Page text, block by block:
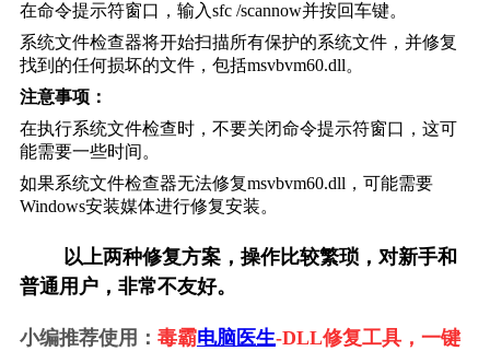
在命令提示符窗口，输入sfc /scannow并按回车键。
系统文件检查器将开始扫描所有保护的系统文件，并修复
找到的任何损坏的文件，包括msvbvm60.dll。
注意事项：
在执行系统文件检查时，不要关闭命令提示符窗口，这可
能需要一些时间。
如果系统文件检查器无法修复msvbvm60.dll，可能需要
Windows安装媒体进行修复安装。
以上两种修复方案，操作比较繁琐，对新手和
普通用户，非常不友好。
小编推荐使用： 毒霸电脑医生-DLL修复工具，一键